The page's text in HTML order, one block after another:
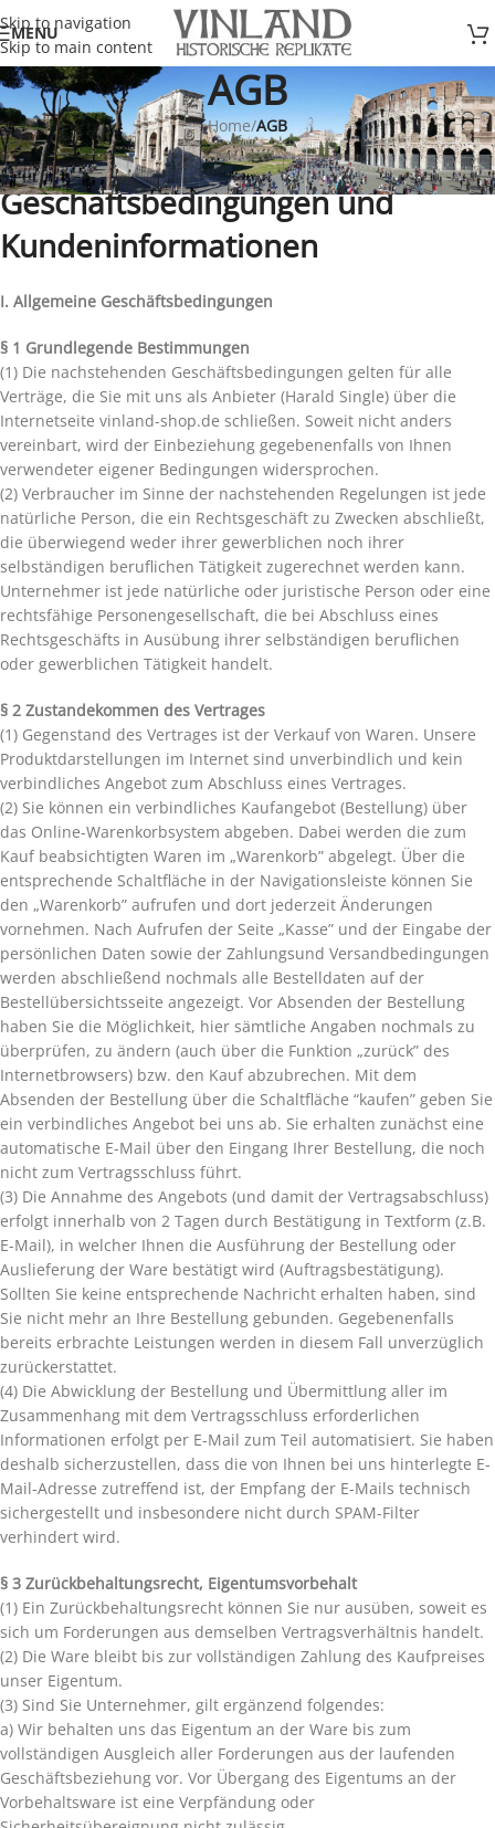
Skip to navigation
Skip to main content
MENU
AGB
Home/AGB
Allgemeine
Geschäftsbedingungen und
Kundeninformationen
I. Allgemeine Geschäftsbedingungen
§ 1 Grundlegende Bestimmungen
(1) Die nachstehenden Geschäftsbedingungen gelten für alle
Verträge, die Sie mit uns als Anbieter (Harald Single) über die
Internetseite vinland-shop.de schließen. Soweit nicht anders
vereinbart, wird der Einbeziehung gegebenenfalls von Ihnen
verwendeter eigener Bedingungen widersprochen.
(2) Verbraucher im Sinne der nachstehenden Regelungen ist jede
natürliche Person, die ein Rechtsgeschäft zu Zwecken abschließt,
die überwiegend weder ihrer gewerblichen noch ihrer
selbständigen beruflichen Tätigkeit zugerechnet werden kann.
Unternehmer ist jede natürliche oder juristische Person oder eine
rechtsfähige Personengesellschaft, die bei Abschluss eines
Rechtsgeschäfts in Ausübung ihrer selbständigen beruflichen
oder gewerblichen Tätigkeit handelt.
§ 2 Zustandekommen des Vertrages
(1) Gegenstand des Vertrages ist der Verkauf von Waren. Unsere
Produktdarstellungen im Internet sind unverbindlich und kein
verbindliches Angebot zum Abschluss eines Vertrages.
(2) Sie können ein verbindliches Kaufangebot (Bestellung) über
das Online-Warenkorbsystem abgeben. Dabei werden die zum
Kauf beabsichtigten Waren im „Warenkorb” abgelegt. Über die
entsprechende Schaltfläche in der Navigationsleiste können Sie
den „Warenkorb” aufrufen und dort jederzeit Änderungen
vornehmen. Nach Aufrufen der Seite „Kasse” und der Eingabe der
persönlichen Daten sowie der Zahlungsund Versandbedingungen
werden abschließend nochmals alle Bestelldaten auf der
Bestellübersichtsseite angezeigt. Vor Absenden der Bestellung
haben Sie die Möglichkeit, hier sämtliche Angaben nochmals zu
überprüfen, zu ändern (auch über die Funktion „zurück” des
Internetbrowsers) bzw. den Kauf abzubrechen. Mit dem
Absenden der Bestellung über die Schaltfläche “kaufen” geben Sie
ein verbindliches Angebot bei uns ab. Sie erhalten zunächst eine
automatische E-Mail über den Eingang Ihrer Bestellung, die noch
nicht zum Vertragsschluss führt.
(3) Die Annahme des Angebots (und damit der Vertragsabschluss)
erfolgt innerhalb von 2 Tagen durch Bestätigung in Textform (z.B.
E-Mail), in welcher Ihnen die Ausführung der Bestellung oder
Auslieferung der Ware bestätigt wird (Auftragsbestätigung).
Sollten Sie keine entsprechende Nachricht erhalten haben, sind
Sie nicht mehr an Ihre Bestellung gebunden. Gegebenenfalls
bereits erbrachte Leistungen werden in diesem Fall unverzüglich
zurückerstattet.
(4) Die Abwicklung der Bestellung und Übermittlung aller im
Zusammenhang mit dem Vertragsschluss erforderlichen
Informationen erfolgt per E-Mail zum Teil automatisiert. Sie haben
deshalb sicherzustellen, dass die von Ihnen bei uns hinterlegte E-
Mail-Adresse zutreffend ist, der Empfang der E-Mails technisch
sichergestellt und insbesondere nicht durch SPAM-Filter
verhindert wird.
§ 3 Zurückbehaltungsrecht, Eigentumsvorbehalt
(1) Ein Zurückbehaltungsrecht können Sie nur ausüben, soweit es
sich um Forderungen aus demselben Vertragsverhältnis handelt.
(2) Die Ware bleibt bis zur vollständigen Zahlung des Kaufpreises
unser Eigentum.
(3) Sind Sie Unternehmer, gilt ergänzend folgendes:
a) Wir behalten uns das Eigentum an der Ware bis zum
vollständigen Ausgleich aller Forderungen aus der laufenden
Geschäftsbeziehung vor. Vor Übergang des Eigentums an der
Vorbehaltsware ist eine Verpfändung oder